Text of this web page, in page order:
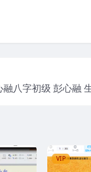
初级 彭心融 生活的艺术 八字
VIP